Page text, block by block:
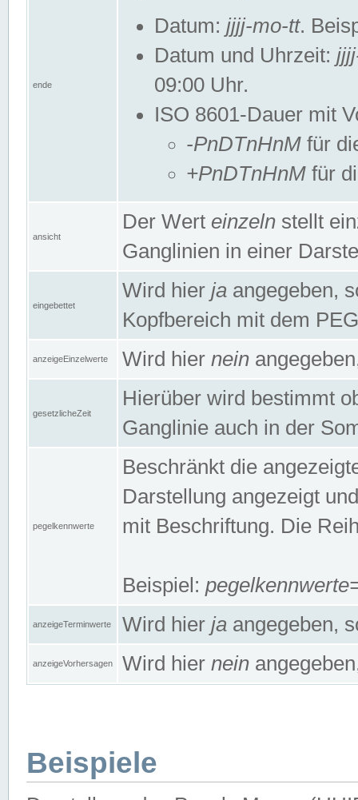
ende
Datum: jjjj-mo-tt.
Datum und Uhrzeit:
09:00 Uhr.
ISO 8601-Dauer mit
-PnDTnHnM für
+PnDTnHnM für
ansicht
Der Wert einzeln stellt
Ganglinien in einer
eingebettet
Wird hier ja angegeben,
Kopfbereich mit dem
anzeigeEinzelwerte Wird hier nein
gesetzlicheZeit
Hierüber wird bestimmt
Ganglinie auch in der
pegelkennwerte
Beschränkt die
Darstellung angezeigt
mit Beschriftung. Die
Beispiel:
anzeigeTerminwerte Wird hier ja angegeben,
anzeigeVorhersagen Wird hier nein
Beispiele